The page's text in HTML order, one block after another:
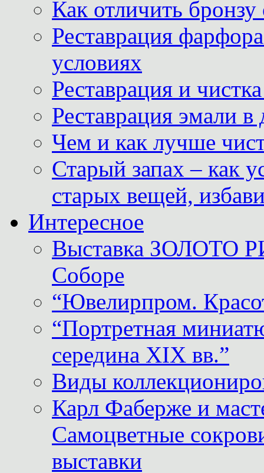
Как отличить
Реставрация
условиях
Реставрация и
Реставрация эмали
Чем и как лучше
Старый запах – как
старых вещей,
Интересное
Выставка ЗОЛОТО
Соборе
“Ювелирпром.
“Портретная
середина XIX вв.”
Виды
Карл Фаберже и
Самоцветные
выставки